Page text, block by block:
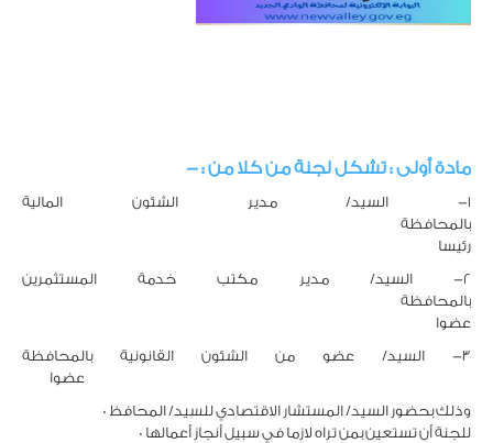
مادة أولى:تشكل لجنة من كلا من : -
1- السيد/ مدير الشئون المالية
رئيسا
2- السيد/ مدير مكتب خدمة المستثمرين
بالمحافظة
عضوا
3- السيد/ عضو من الشئون القانونية بالمحافظة
عضوا
وذلك بحضور السيد/ المستشار الاقتصادي للسيد/ المحافظ 0
للجنة أن تستعين بمن تراه لازما في سبيل أنجاز أعمالها 0